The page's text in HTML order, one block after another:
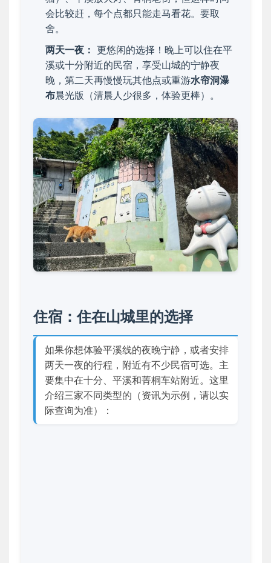
会比较赶，每个点都只能走马看花。要取
舍。
两天一夜： 更悠闲的选择！晚上可以住在平
溪或十分附近的民宿，享受山城的宁静夜
晚，第二天再慢慢玩其他点或重游水帘洞瀑
布晨光版（清晨人少很多，体验更棒）。
住宿：住在山城里的选择
如果你想体验平溪线的夜晚宁静，或者安排
两天一夜的行程，附近有不少民宿可选。主
要集中在十分、平溪和菁桐车站附近。这里
介绍三家不同类型的（资讯为示例，请以实
际查询为准）：